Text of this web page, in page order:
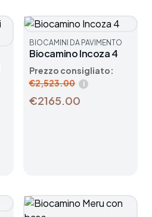
BIOCAMINI DA PAVIMENTO
Biocamino Incoza 4
Prezzo consigliato:
€2,523.00 i
€2165.00